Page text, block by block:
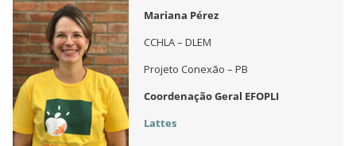
Mariana Pérez
CCHLA – DLEM
Projeto Conexão – PB
Coordenação Geral EFOPLI
Lattes